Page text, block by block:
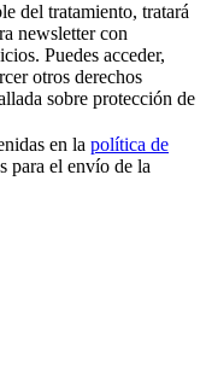
del tratamiento, tratará
newsletter con
Puedes acceder,
otros derechos
sobre protección de
en la política de
para el envío de la